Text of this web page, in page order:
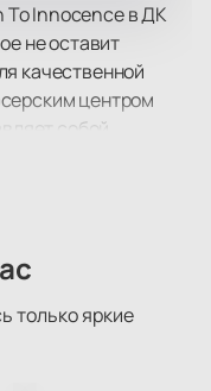
To Innocence в ДК
не оставит
качественной
центром
собой
электроники,
создают
которые
только яркие